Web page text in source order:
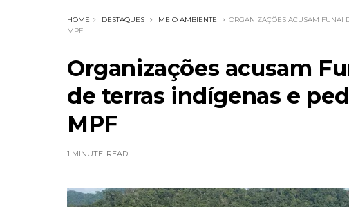
HOME DESTAQUES MEIO AMBIENTE
ORGANIZAÇÕES ACUSAM FUNAI
MPF
Organizações acusam
de terras indígenas e
MPF
1 MINUTE READ